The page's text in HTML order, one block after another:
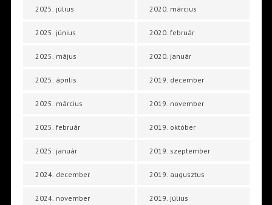
2025. július
2025. június
2025. május
2025. április
2025. március
2025. február
2025. január
2024. december
2024. november
2020. március
2020. február
2020. január
2019. december
2019. november
2019. október
2019. szeptember
2019. augusztus
2019. július